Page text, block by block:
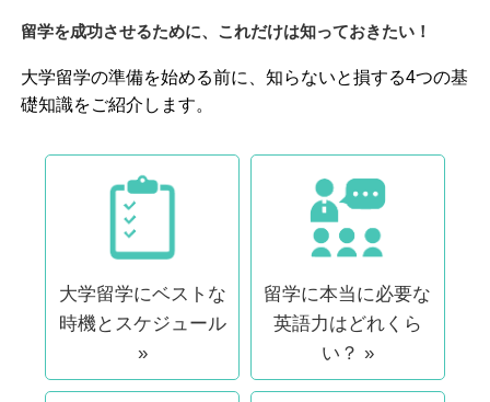
留学を成功させるために、これだけは知っておきたい！
大学留学の準備を始める前に、知らないと損する4つの基
礎知識をご紹介します。
大学留学にベストな
時機とスケジュール
»
留学に本当に必要な
英語力はどれくら
い？ »